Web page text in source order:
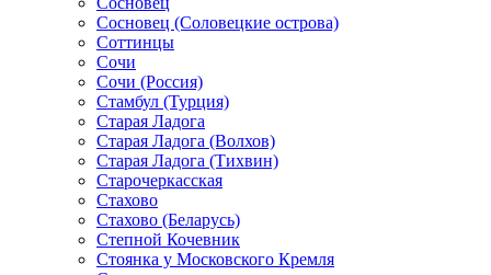
Сосновец (Соловецкие острова)
Соттинцы
Сочи
Сочи (Россия)
Стамбул (Турция)
Старая Ладога
Старая Ладога (Волхов)
Старая Ладога (Тихвин)
Старочеркасская
Стахово
Стахово (Беларусь)
Степной Кочевник
Стоянка у Московского Кремля